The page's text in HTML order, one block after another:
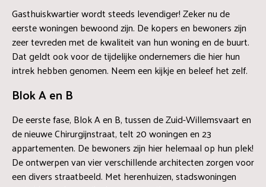
Gasthuiskwartier wordt steeds levendiger! Zeker nu de
eerste woningen bewoond zijn. De kopers en bewoners zijn
zeer tevreden met de kwaliteit van hun woning en de buurt.
Dat geldt ook voor de tijdelijke ondernemers die hier hun
intrek hebben genomen. Neem een kijkje en beleef het zelf.
Blok A en B
De eerste fase, Blok A en B, tussen de Zuid-Willemsvaart en
de nieuwe Chirurgijnstraat, telt 20 woningen en 23
appartementen. De bewoners zijn hier helemaal op hun plek!
De ontwerpen van vier verschillende architecten zorgen voor
een divers straatbeeld. Met herenhuizen, stadswoningen